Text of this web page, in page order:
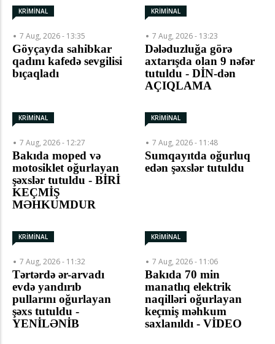
KRİMİNAL
7 Aug, 2026 - 13:35
Göyçayda sahibkar
qadını kafedə sevgilisi
bıçaqladı
KRİMİNAL
7 Aug, 2026 - 13:23
Dələduzluğa görə
axtarışda olan 9 nəfər
tutuldu - DİN-dən
AÇIQLAMA
KRİMİNAL
7 Aug, 2026 - 12:27
Bakıda moped və
motosiklet oğurlayan
şəxslər tutuldu - BİRİ
KEÇMİŞ
MƏHKUMDUR
KRİMİNAL
7 Aug, 2026 - 11:48
Sumqayıtda oğurluq
edən şəxslər tutuldu
KRİMİNAL
7 Aug, 2026 - 11:32
Tərtərdə ər-arvadı
evdə yandırıb
pullarını oğurlayan
şəxs tutuldu -
YENİLƏNİB
KRİMİNAL
7 Aug, 2026 - 11:06
Bakıda 70 min
manatlıq elektrik
naqilləri oğurlayan
keçmiş məhkum
saxlanıldı - VİDEO